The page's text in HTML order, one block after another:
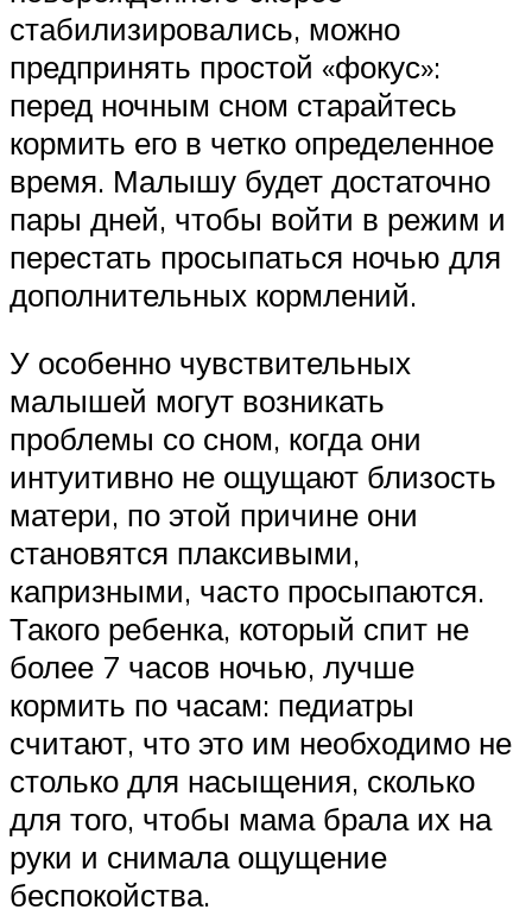
стабилизировались, можно
предпринять простой «фокус»:
перед ночным сном старайтесь
кормить его в четко определенное
время. Малышу будет достаточно
пары дней, чтобы войти в режим и
перестать просыпаться ночью для
дополнительных кормлений.
У особенно чувствительных
малышей могут возникать
проблемы со сном, когда они
интуитивно не ощущают близость
матери, по этой причине они
становятся плаксивыми,
капризными, часто просыпаются.
Такого ребенка, который спит не
более 7 часов ночью, лучше
кормить по часам: педиатры
считают, что это им необходимо не
столько для насыщения, сколько
для того, чтобы мама брала их на
руки и снимала ощущение
беспокойства.